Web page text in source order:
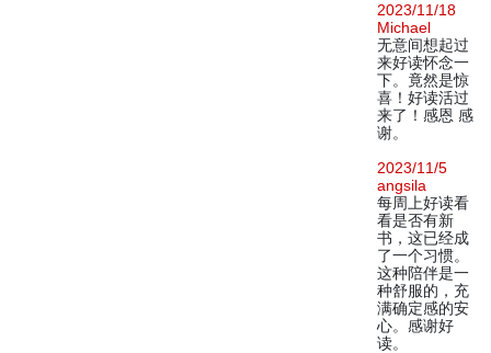
2023/11/18
Michael
无意间想起过
来好读怀念一
下。竟然是惊
喜！好读活过
来了！感恩 感
谢。
2023/11/5
angsila
每周上好读看
看是否有新
书，这已经成
了一个习惯。
这种陪伴是一
种舒服的，充
满确定感的安
心。感谢好
读。